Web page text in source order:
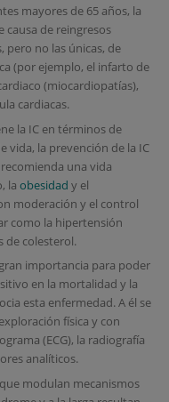
mayores de 65 años, la
de reingresos
pero no las únicas, de
(por ejemplo, el infarto de
(miocardiopatías),
cardiacas.
la IC en términos de
vida, la prevención de la IC
una vida
la obesidad y el
moderación y el control
como la hipertensión
de colesterol.
importancia para poder
en la mortalidad y la
esta enfermedad. A él se
física y con
(ECG), la radiografía
analíticos.
modulan mecanismos